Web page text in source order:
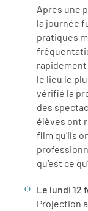
Après une
la journée
pratiques
le lieu le
vérifié la
des
élèves ont
film qu’ils
qu’est ce
Le lundi 12
Projection